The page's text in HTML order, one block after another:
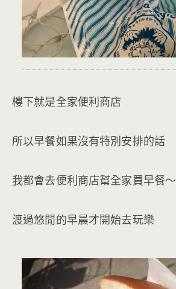
樓下就是全家便利商店
所以早餐如果沒有特別安排的話
我都會去便利商店幫全家買早餐～
渡過悠閒的早晨才開始去玩樂